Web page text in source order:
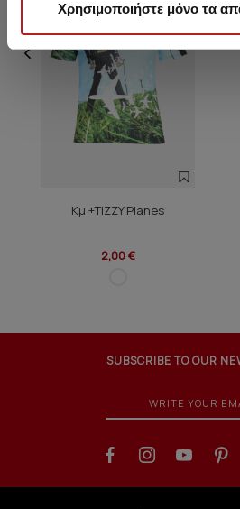
Χρησιμοποιήστε μόνο τα
Κμ +TIZZY Planes
2,00 €
SUBSCRIBE TO OUR